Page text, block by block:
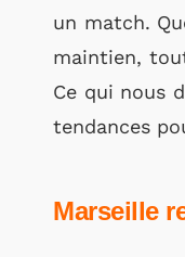
un match.
maintien,
Ce qui nous
tendances
Marseille